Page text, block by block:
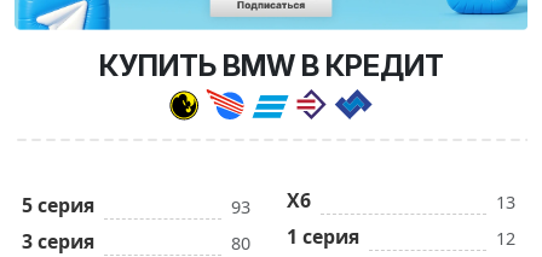
КУПИТЬ BMW В КРЕДИТ
5 серия 93
3 серия 80
X6 13
1 серия 12